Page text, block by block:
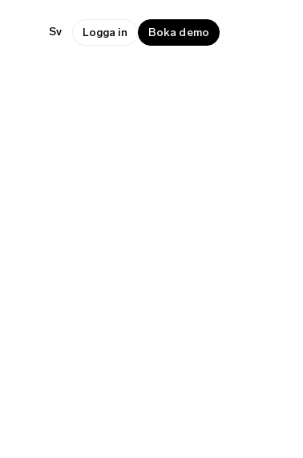
Sv Logga in Boka demo